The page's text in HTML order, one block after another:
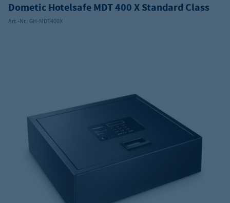
Dometic Hotelsafe MDT 400 X Standard Class
Art.-Nr.: GH-MDT400X